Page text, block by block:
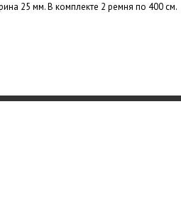
25 мм. В комплекте 2 ремня по 400 см.